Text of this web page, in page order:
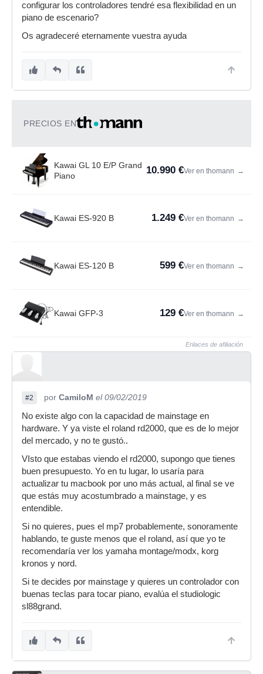
configurar los controladores tendré esa flexibilidad en un
piano de escenario?
Os agradeceré eternamente vuestra ayuda
PRECIOS EN
Kawai GL 10 E/P Grand
Piano
10.990 €Ver en thomann →
Kawai ES-920 B 1.249 €Ver en thomann →
Kawai ES-120 B 599 €Ver en thomann →
Kawai GFP-3 129 €Ver en thomann →
Enlaces de afiliación
#2 por CamiloM el 09/02/2019
No existe algo con la capacidad de mainstage en
hardware. Y ya viste el roland rd2000, que es de lo mejor
del mercado, y no te gustó..
VIsto que estabas viendo el rd2000, supongo que tienes
buen presupuesto. Yo en tu lugar, lo usaría para
actualizar tu macbook por uno más actual, al final se ve
que estás muy acostumbrado a mainstage, y es
entendible.
Si no quieres, pues el mp7 probablemente, sonoramente
hablando, te guste menos que el roland, así que yo te
recomendaría ver los yamaha montage/modx, korg
kronos y nord.
Si te decides por mainstage y quieres un controlador con
buenas teclas para tocar piano, evalúa el studiologic
sl88grand.